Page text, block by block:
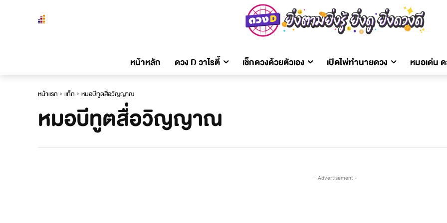
หน้าหลัก ดวง D วาไรตี้ เช็กดวงด้วยตัวเอง เปิดไพ่ทำนายดวง หมอเด่น
หน้าแรก แท็ก หมอบีทูตสื่อวิญญาณ
หมอบีทูตสื่อวิญญาณ
- Advertisement -